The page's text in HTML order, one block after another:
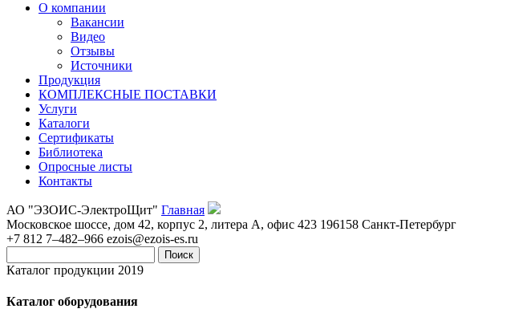
О компании
Вакансии
Видео
Отзывы
Источники
Продукция
КОМПЛЕКСНЫЕ ПОСТАВКИ
Услуги
Каталоги
Сертификаты
Библиотека
Опросные листы
Контакты
АО "ЭЗОИС-ЭлектроЩит" Главная
Московское шоссе, дом 42, корпус 2, литера А, офис 423 196158 Санкт-Петербург
+7 812 7–482–966 ezois@ezois-es.ru
Поиск
Каталог продукции 2019
Каталог оборудования